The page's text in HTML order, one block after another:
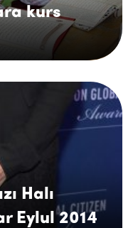
kurs
Halı
Eylul 2014